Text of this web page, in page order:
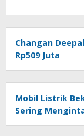
Changan
Rp509 Juta
Mobil Listrik
Sering